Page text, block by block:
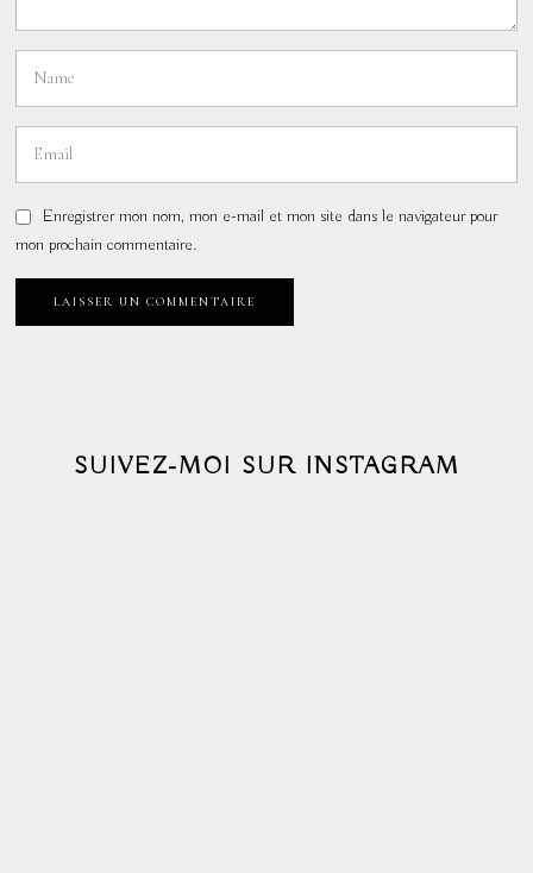
Enregistrer mon nom, mon e-mail et mon site dans le navigateur pour
mon prochain commentaire.
SUIVEZ-MOI SUR INSTAGRAM